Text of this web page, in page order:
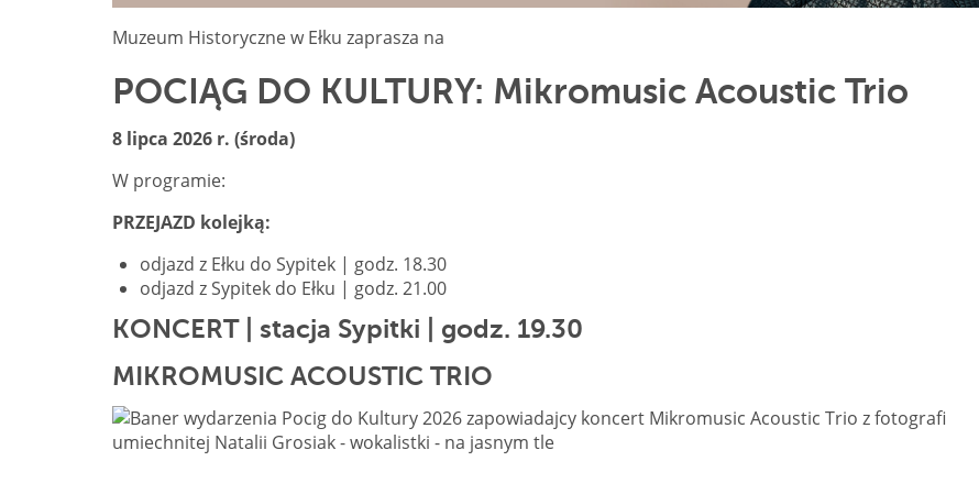
Muzeum Historyczne w Ełku zaprasza na
POCIĄG DO KULTURY: Mikromusic Acoustic Trio
8 lipca 2026 r. (środa)
W programie:
PRZEJAZD kolejką:
odjazd z Ełku do Sypitek | godz. 18.30
odjazd z Sypitek do Ełku | godz. 21.00
KONCERT | stacja Sypitki | godz. 19.30
MIKROMUSIC ACOUSTIC TRIO